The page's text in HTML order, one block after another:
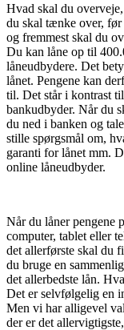
Hvad skal du
du skal tænke over,
og fremmest skal du
Du kan låne op til
låneudbydere. Det
lånet. Pengene kan
til. Det står i kontrast
bankudbyder. Når du
du ned i banken og
stille spørgsmål om,
garanti for lånet mm.
online låneudbyder.
Når du låner pengene
computer, tablet eller
det allerførste skal du
du bruge en
det allerbedste lån.
Det er selvfølgelig en
Men vi har alligevel
der er det